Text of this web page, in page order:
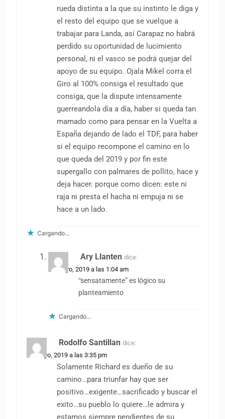
Solamente Richard es dueño de su
camino…para triunfar hay que ser
positivo…exigente…sacrificado y buscar el
exito…su pueblo lo quiere…le admira y
estamos siempre pendientes de su
accionar…jamas nos faltara fuerza para
decirle ….arriba Campeon…
Cargando...
Los comentarios están cerrados.
Noticias Populares
La segunda máxima estrella de La Vuelta
avisa: "Quiero llegar a 15 etapas en
grandes vueltas"
Van Aert cree que “definitivamente” tiene
Histórico danés rechaza las “excusas
baratas” de Vingegaard: “Visma podría
enviarlo a la luna e igual hubiera perdido”
Ídolo de Visma relata su calvario tras la